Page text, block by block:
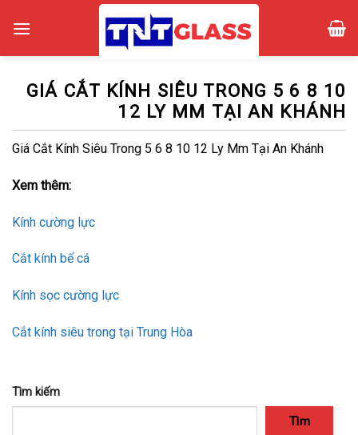
GIÁ CẮT KÍNH SIÊU TRONG 5 6 8 10
12 LY MM TẠI AN KHÁNH
Giá Cắt Kính Siêu Trong 5 6 8 10 12 Ly Mm Tại An Khánh
Xem thêm:
Kính cường lực
Cắt kính bể cá
Kính sọc cường lực
Cắt kính siêu trong tại Trung Hòa
Tìm kiếm
Tìm